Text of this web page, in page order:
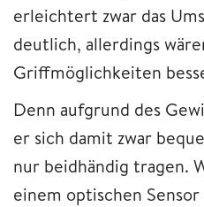
erleichtert zwar das
deutlich, allerdings
Griffmöglichkeiten
Denn aufgrund des
er sich damit zwar
nur beidhändig tragen.
einem optischen